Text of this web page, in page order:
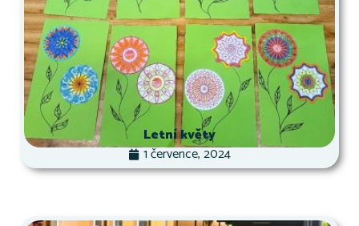
Letní květy
1 července, 2024